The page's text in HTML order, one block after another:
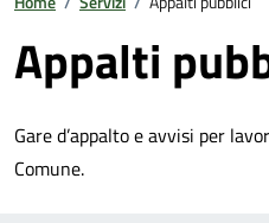
Appalti
Gare d’appalto e avvisi per
Comune.